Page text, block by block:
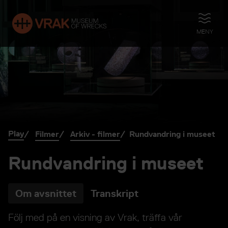
ÖPPNA
MENY
Play Filmer Arkiv - filmer Rundvandring i museet
Rundvandring i museet
Om avsnittet Transkript
Följ med på en visning av Vrak, träffa vår